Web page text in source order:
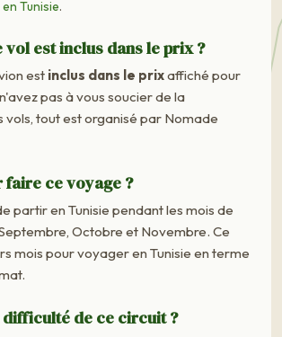
Tunisie.
vol est inclus dans le prix ?
est inclus dans le prixaffiché pour
pas à vous soucier de la
vols, tout est organisé par Nomade
faire ce voyage ?
partir en Tunisie pendant les mois de
Octobre et Novembre. Ce
mois pour voyager en Tunisie en terme
difficulté de ce circuit ?